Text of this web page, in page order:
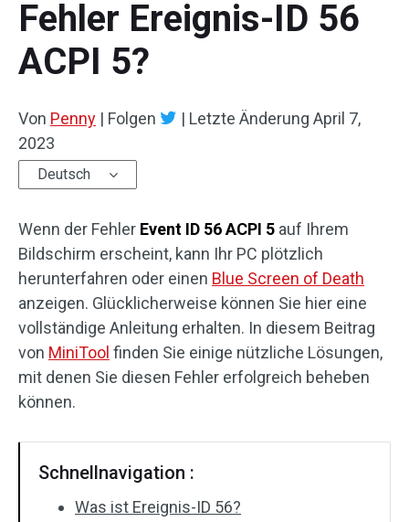
Fehler Ereignis-ID 56
ACPI 5?
Von Penny | Folgen | Letzte Änderung April 7,
2023
Deutsch
Wenn der Fehler Event ID 56 ACPI 5 auf Ihrem
Bildschirm erscheint, kann Ihr PC plötzlich
herunterfahren oder einen Blue Screen of Death
anzeigen. Glücklicherweise können Sie hier eine
vollständige Anleitung erhalten. In diesem Beitrag
von MiniTool finden Sie einige nützliche Lösungen,
mit denen Sie diesen Fehler erfolgreich beheben
können.
Schnellnavigation :
Was ist Ereignis-ID 56?